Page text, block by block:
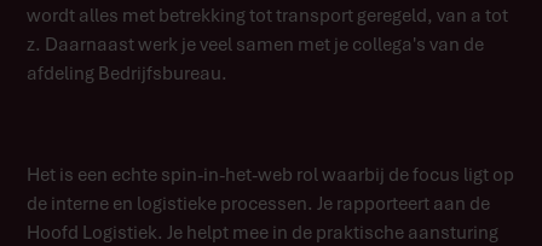
wordt alles met betrekking tot transport geregeld, van a tot
z. Daarnaast werk je veel samen met je collega's van de
afdeling Bedrijfsbureau.
Het is een echte spin-in-het-web rol waarbij de focus ligt op
de interne en logistieke processen. Je rapporteert aan de
Hoofd Logistiek. Je helpt mee in de praktische aansturing